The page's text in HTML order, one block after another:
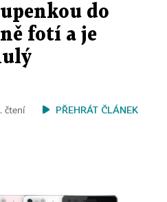
do
fotí a je
čtení PŘEHRÁT ČLÁNEK